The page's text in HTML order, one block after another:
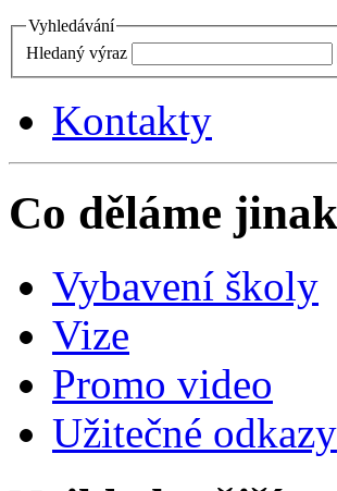
Vyhledávání
Hledaný výraz
Kontakty
Co děláme
Vybavení školy
Vize
Promo video
Užitečné odkazy